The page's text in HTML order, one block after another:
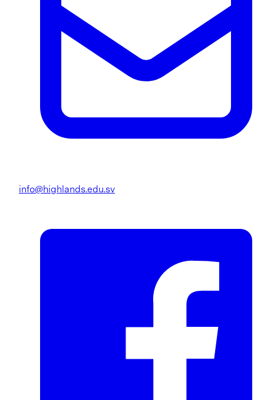
info@highlands.edu.sv